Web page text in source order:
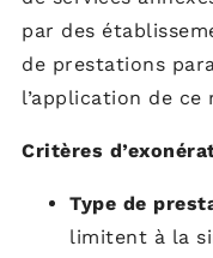
par des
de prestations
l’application de ce
Critères
Type de
limitent à la